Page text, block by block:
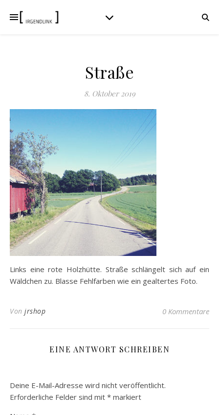
Straße
8. Oktober 2019
Links eine rote Holzhütte. Straße schlängelt sich auf ein
Wäldchen zu. Blasse Fehlfarben wie ein gealtertes Foto.
Von jrshop 0 Kommentare
EINE ANTWORT SCHREIBEN
Deine E-Mail-Adresse wird nicht veröffentlicht.
Erforderliche Felder sind mit * markiert